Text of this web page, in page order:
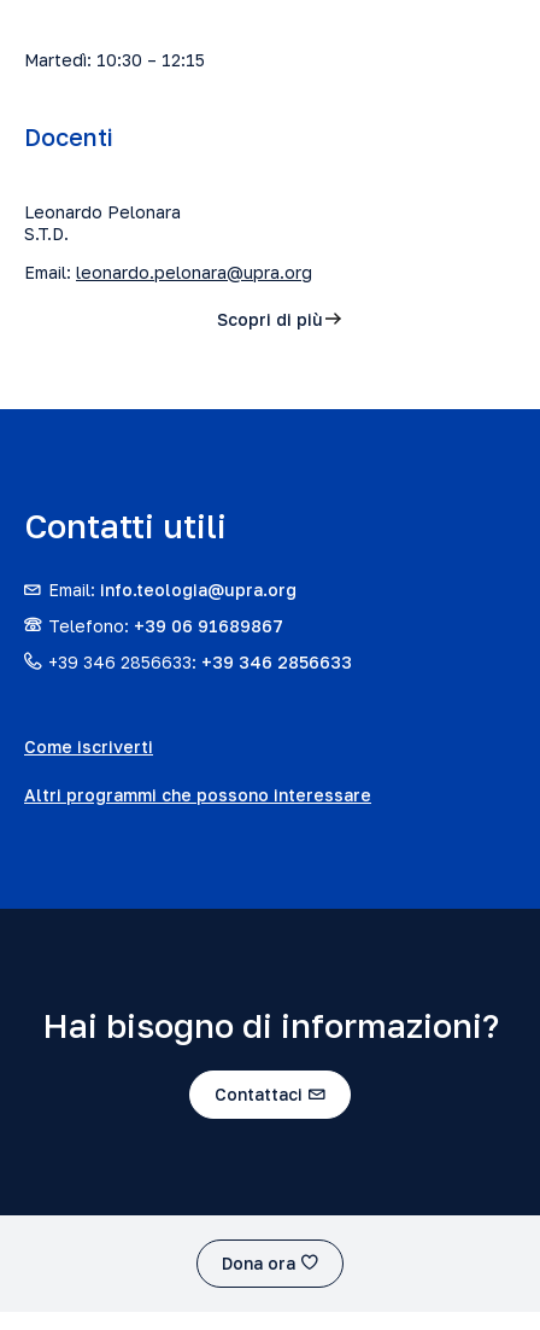
Martedì: 10:30 – 12:15
Docenti
Leonardo Pelonara
S.T.D.
Email: leonardo.pelonara@upra.org
Scopri di più
Contatti utili
Email: info.teologia@upra.org
Telefono: +39 06 91689867
+39 346 2856633: +39 346 2856633
Come iscriverti
Altri programmi che possono interessare
Hai bisogno di informazioni?
Contattaci
Dona ora